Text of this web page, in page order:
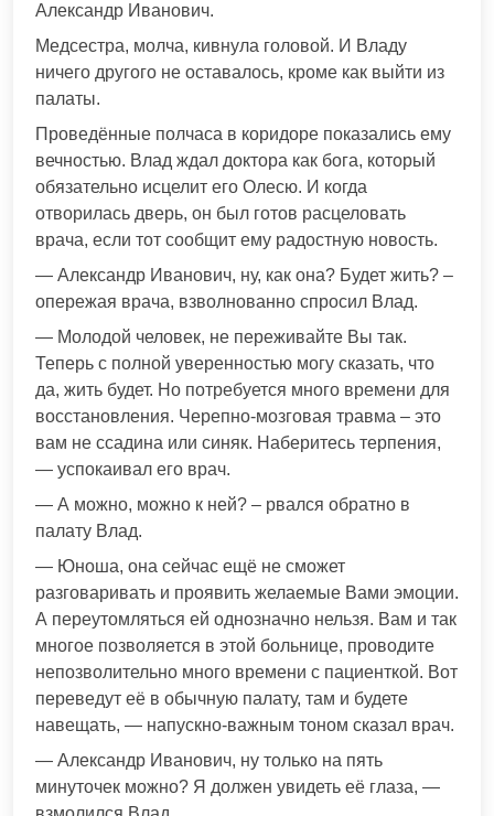
Александр Иванович.
Медсестра, молча, кивнула головой. И Владу
ничего другого не оставалось, кроме как выйти из
палаты.
Проведённые полчаса в коридоре показались ему
вечностью. Влад ждал доктора как бога, который
обязательно исцелит его Олесю. И когда
отворилась дверь, он был готов расцеловать
врача, если тот сообщит ему радостную новость.
— Александр Иванович, ну, как она? Будет жить? –
опережая врача, взволнованно спросил Влад.
— Молодой человек, не переживайте Вы так.
Теперь с полной уверенностью могу сказать, что
да, жить будет. Но потребуется много времени для
восстановления. Черепно-мозговая травма – это
вам не ссадина или синяк. Наберитесь терпения,
— успокаивал его врач.
— А можно, можно к ней? – рвался обратно в
палату Влад.
— Юноша, она сейчас ещё не сможет
разговаривать и проявить желаемые Вами эмоции.
А переутомляться ей однозначно нельзя. Вам и так
многое позволяется в этой больнице, проводите
непозволительно много времени с пациенткой. Вот
переведут её в обычную палату, там и будете
навещать, — напускно-важным тоном сказал врач.
— Александр Иванович, ну только на пять
минуточек можно? Я должен увидеть её глаза, —